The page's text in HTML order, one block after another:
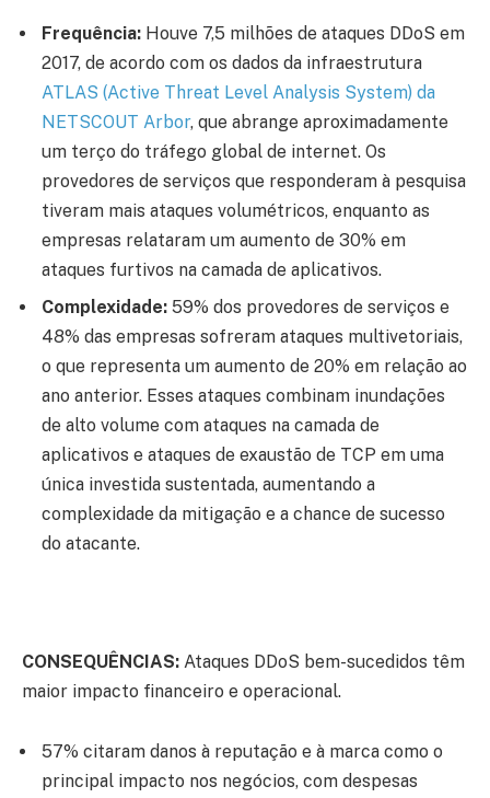
Frequência: Houve 7,5 milhões de ataques DDoS em
2017, de acordo com os dados da infraestrutura
ATLAS (Active Threat Level Analysis System) da
NETSCOUT Arbor, que abrange aproximadamente
um terço do tráfego global de internet. Os
provedores de serviços que responderam à pesquisa
tiveram mais ataques volumétricos, enquanto as
empresas relataram um aumento de 30% em
ataques furtivos na camada de aplicativos.
Complexidade: 59% dos provedores de serviços e
48% das empresas sofreram ataques multivetoriais,
o que representa um aumento de 20% em relação ao
ano anterior. Esses ataques combinam inundações
de alto volume com ataques na camada de
aplicativos e ataques de exaustão de TCP em uma
única investida sustentada, aumentando a
complexidade da mitigação e a chance de sucesso
do atacante.
CONSEQUÊNCIAS: Ataques DDoS bem-sucedidos têm
maior impacto financeiro e operacional.
57% citaram danos à reputação e à marca como o
principal impacto nos negócios, com despesas